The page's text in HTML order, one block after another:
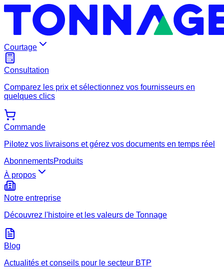
Courtage
Consultation
Comparez les prix et sélectionnez vos fournisseurs en
quelques clics
Commande
Pilotez vos livraisons et gérez vos documents en temps réel
AbonnementsProduits
À propos
Notre entreprise
Découvrez l'histoire et les valeurs de Tonnage
Blog
Actualités et conseils pour le secteur BTP